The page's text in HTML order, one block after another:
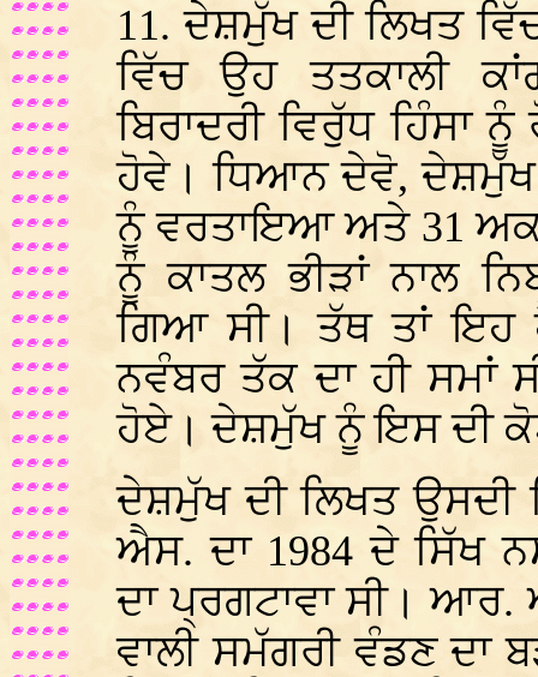
11. ਦੇਸ਼ਮੁੱਖ ਦੀ ਲਿਖਤ
ਵਿੱਚ ਉਹ ਤਤਕਾਲੀ
ਬਿਰਾਦਰੀ ਵਿਰੁੱਧ
ਹੋਵੇ। ਧਿਆਨ ਦੇਵੋ, ਦੇਸ਼ਮੁੱਖ
ਨੂੰ ਵਰਤਾਇਆ ਅਤੇ 31
ਨੂੰ ਕਾਤਲ ਭੀੜਾਂ ਨਾਲ
ਗਿਆ ਸੀ। ਤੱਥ ਤਾਂ
ਨਵੰਬਰ ਤੱਕ ਦਾ ਹੀ ਸਮਾਂ
ਹੋਏ। ਦੇਸ਼ਮੁੱਖ ਨੂੰ ਇਸ ਦੀ
ਦੇਸ਼ਮੁੱਖ ਦੀ ਲਿਖਤ
ਐਸ. ਦਾ 1984 ਦੇ ਸਿੱਖ
ਦਾ ਪ੍ਰਗਟਾਵਾ ਸੀ।
ਵਾਲੀ ਸਮੱਗਰੀ ਵੰਡਣ ਦਾ